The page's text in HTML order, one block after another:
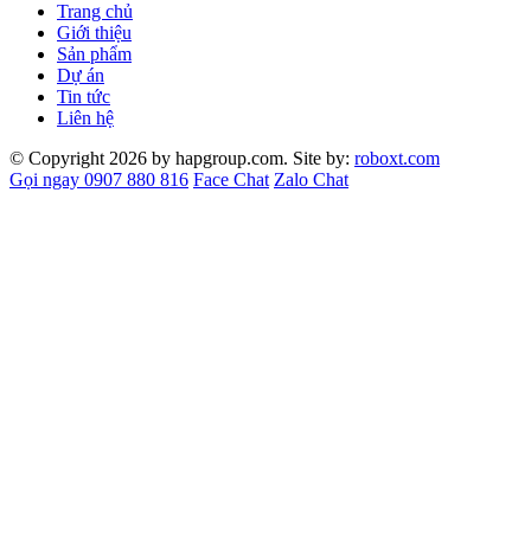
Trang chủ
Giới thiệu
Sản phẩm
Dự án
Tin tức
Liên hệ
© Copyright 2026 by hapgroup.com. Site by: roboxt.com
Gọi ngay 0907 880 816 Face Chat Zalo Chat